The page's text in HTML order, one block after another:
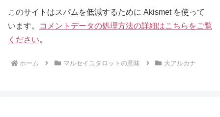
このサイトはスパムを低減するために Akismet を使って
います。
コメントデータの処理方法の詳細はこちらをご覧
ください。
ホーム マルセイユタロットの意味 大アルカナ